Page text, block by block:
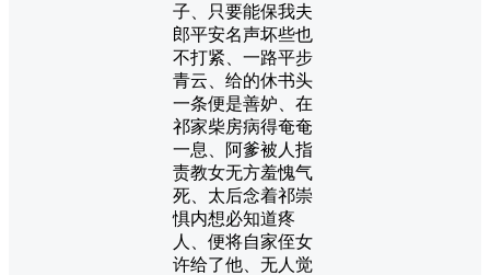
子、只要能保我夫
郎平安名声坏些也
不打紧、一路平步
青云、给的休书头
一条便是善妒、在
祁家柴房病得奄奄
一息、阿爹被人指
责教女无方羞愧气
死、太后念着祁崇
惧内想必知道疼
人、便将自家侄女
许给了他、无人觉